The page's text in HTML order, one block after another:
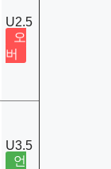
U2.5
오
버
U3.5
언